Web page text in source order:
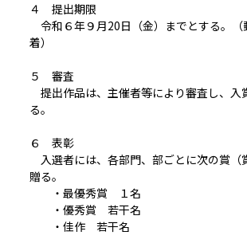
４ 提出期限
令和６年９月20日（金）までとする。（
着）
５ 審査
提出作品は、主催者等により審査し、入
る。
６ 表彰
入選者には、各部門、部ごとに次の賞（
贈る。
・最優秀賞 １名
・優秀賞 若干名
・佳作 若干名